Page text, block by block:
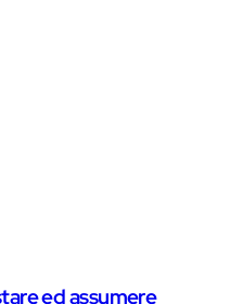
ed assumere